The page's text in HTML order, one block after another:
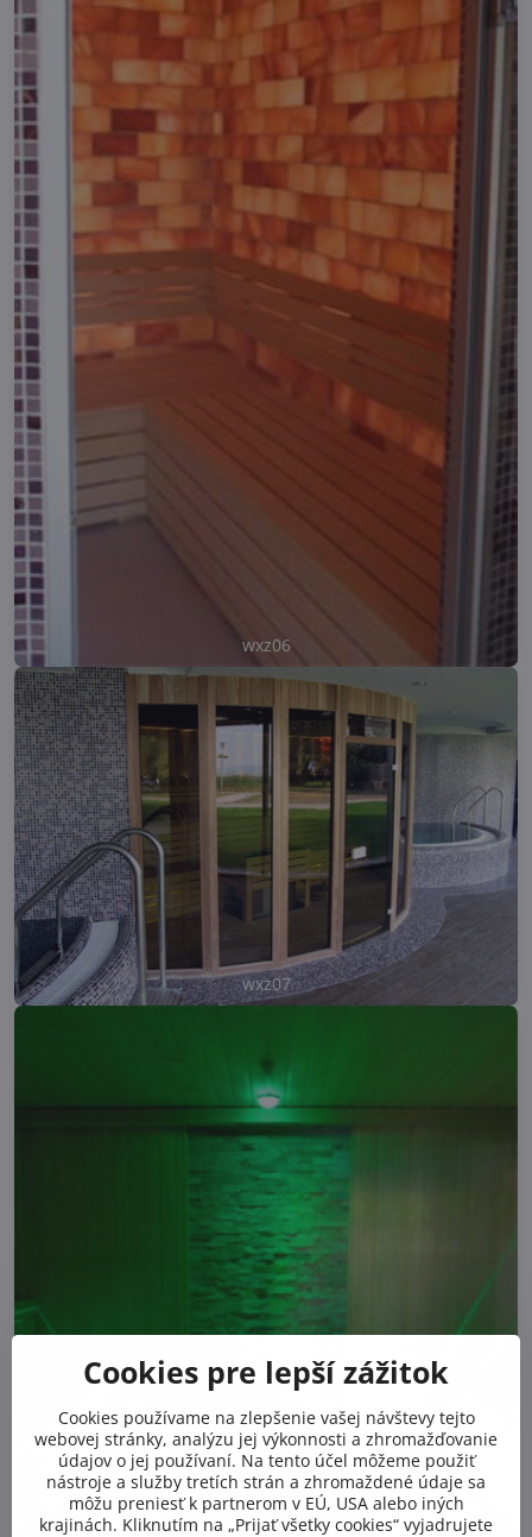
wxz06
wxz07
Cookies pre lepší zážitok
Cookies používame na zlepšenie vašej návštevy tejto
webovej stránky, analýzu jej výkonnosti a zhromažďovanie
údajov o jej používaní. Na tento účel môžeme použiť
nástroje a služby tretích strán a zhromaždené údaje sa
môžu preniesť k partnerom v EÚ, USA alebo iných
krajinách. Kliknutím na „Prijať všetky cookies“ vyjadrujete